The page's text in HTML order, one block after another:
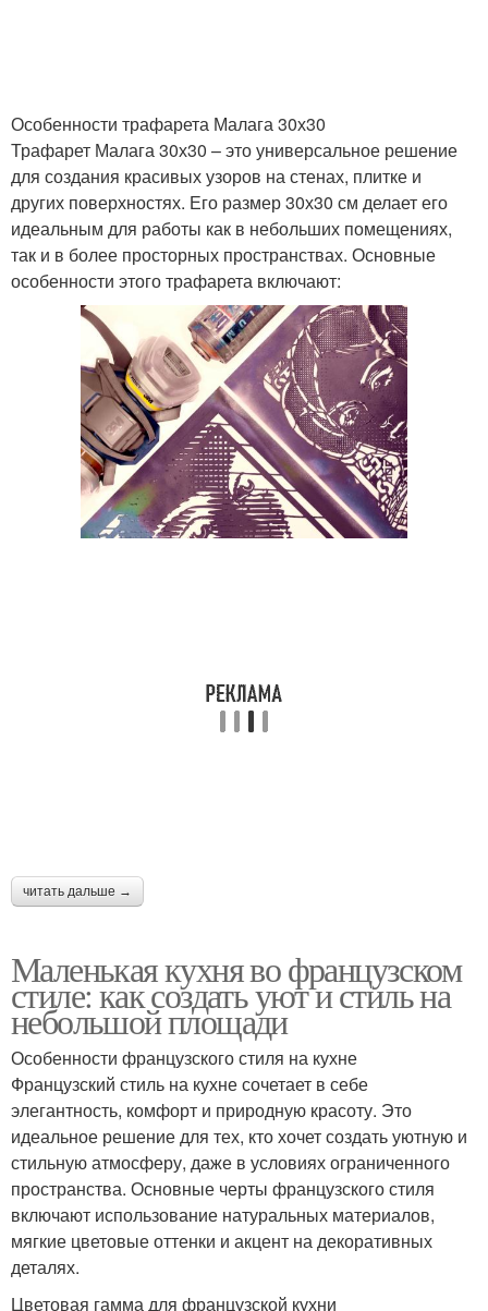
Особенности трафарета Малага 30х30
Трафарет Малага 30х30 – это универсальное решение
для создания красивых узоров на стенах, плитке и
других поверхностях. Его размер 30х30 см делает его
идеальным для работы как в небольших помещениях,
так и в более просторных пространствах. Основные
особенности этого трафарета включают:
читать дальше →
Маленькая кухня во французском
стиле: как создать уют и стиль на
небольшой площади
Особенности французского стиля на кухне
Французский стиль на кухне сочетает в себе
элегантность, комфорт и природную красоту. Это
идеальное решение для тех, кто хочет создать уютную и
стильную атмосферу, даже в условиях ограниченного
пространства. Основные черты французского стиля
включают использование натуральных материалов,
мягкие цветовые оттенки и акцент на декоративных
деталях.
Цветовая гамма для французской кухни